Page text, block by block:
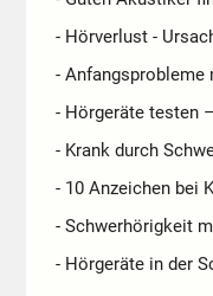
- Hörverlust -
- Anfangsprobleme
- Hörgeräte testen
- Krank durch
- 10 Anzeichen bei
- Schwerhörigkeit
- Hörgeräte in der